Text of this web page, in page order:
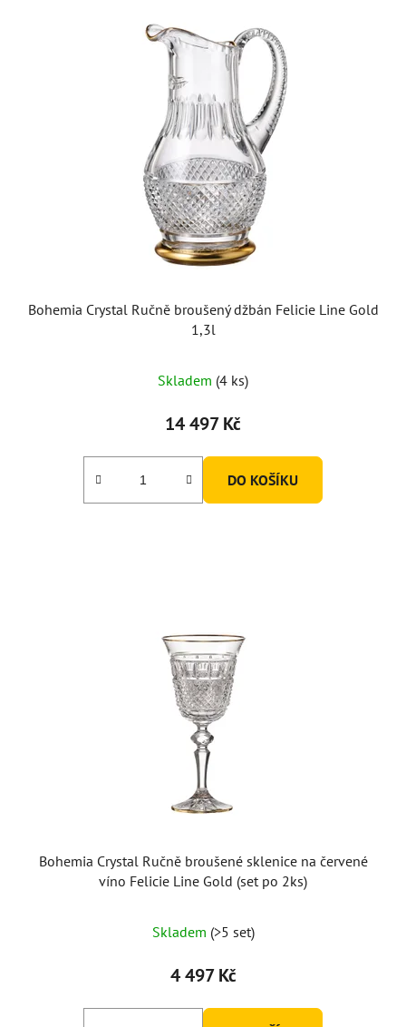
Bohemia Crystal Ručně broušený džbán Felicie Line Gold
1,3l
Skladem (4 ks)
14 497 Kč
DO KOŠÍKU
Bohemia Crystal Ručně broušené sklenice na červené
víno Felicie Line Gold (set po 2ks)
Skladem (>5 set)
4 497 Kč